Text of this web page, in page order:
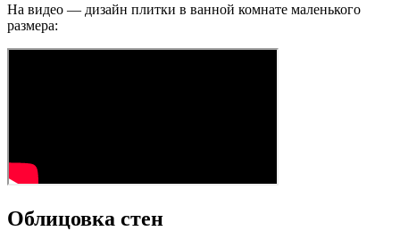
На видео — дизайн плитки в ванной комнате маленького
размера:
Облицовка стен